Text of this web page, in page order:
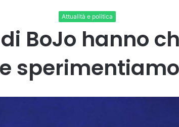
Attualità e politica
BoJo hanno